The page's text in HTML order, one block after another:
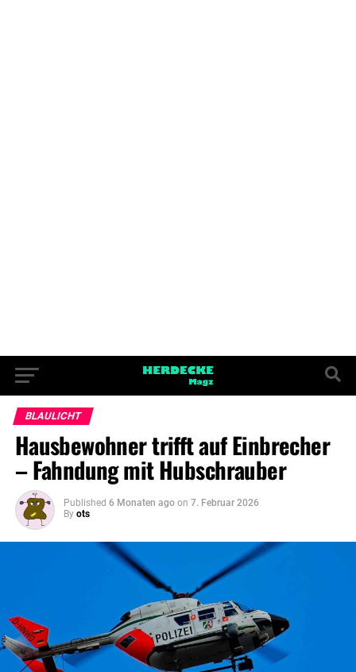
BLAULICHT
Hausbewohner trifft auf Einbrecher
– Fahndung mit Hubschrauber
Published 6 Monaten ago on 7. Februar 2026
By ots